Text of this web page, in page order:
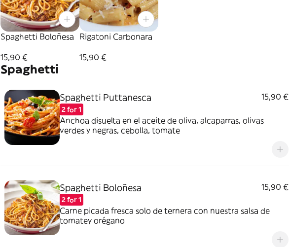
Spaghetti Boloñesa
15,90 €
Rigatoni Carbonara
15,90 €
Spaghetti
Spaghetti Puttanesca
2 for 1
15,90 €
Anchoa disuelta en el aceite de oliva, alcaparras, olivas
verdes y negras, cebolla, tomate
Spaghetti Boloñesa
2 for 1
15,90 €
Carne picada fresca solo de ternera con nuestra salsa de
tomatey orégano